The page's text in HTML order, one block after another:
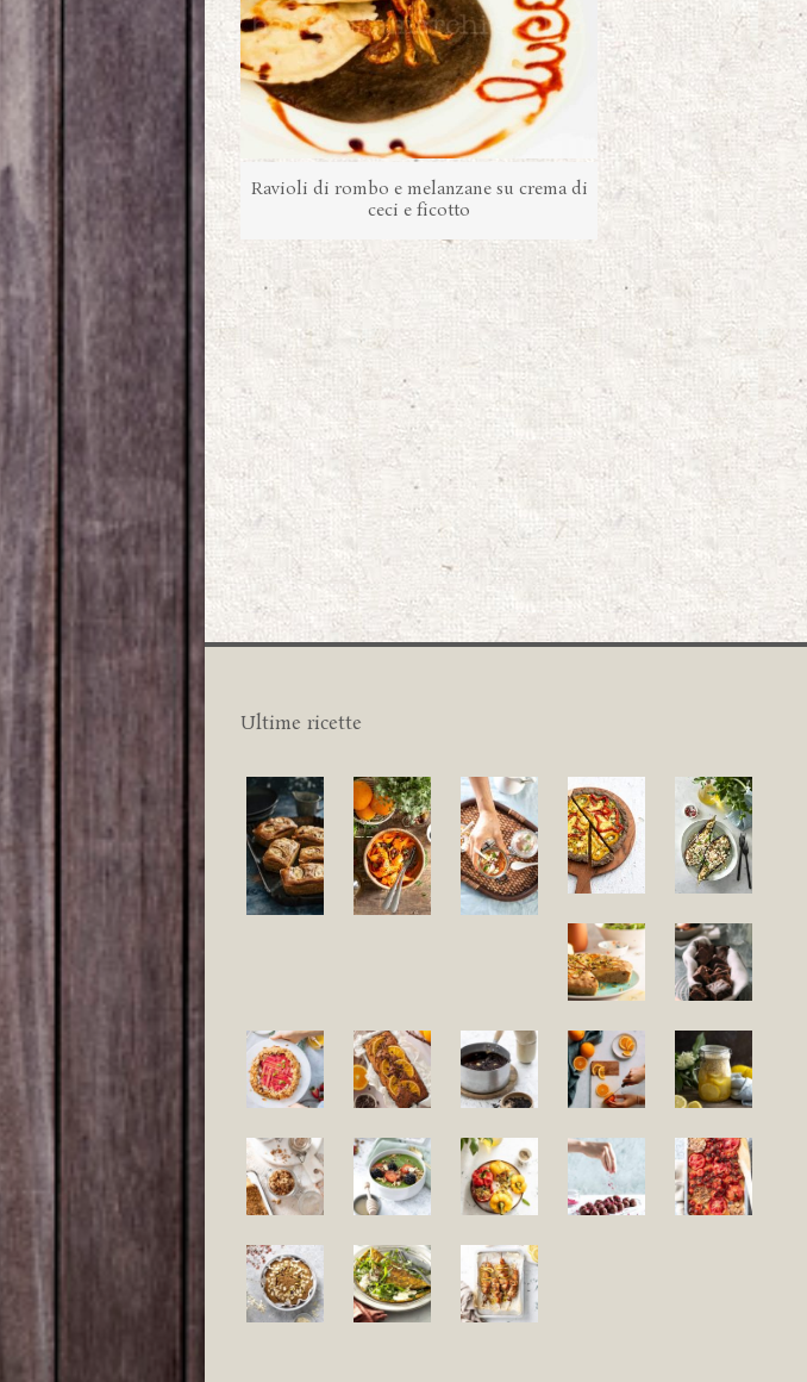
Ravioli di rombo e melanzane su crema di
ceci e ficotto
Ultime ricette